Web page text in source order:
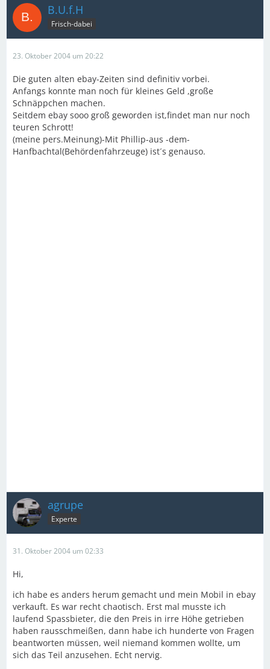
B.U.f.H
Frisch-dabei
23. Oktober 2004 um 20:22
Die guten alten ebay-Zeiten sind definitiv vorbei.
Anfangs konnte man noch für kleines Geld ,große
Schnäppchen machen.
Seitdem ebay sooo groß geworden ist,findet man nur noch
teuren Schrott!
(meine pers.Meinung)-Mit Phillip-aus -dem-
Hanfbachtal(Behördenfahrzeuge) ist´s genauso.
agrupe
Experte
31. Oktober 2004 um 02:33
Hi,
ich habe es anders herum gemacht und mein Mobil in ebay
verkauft. Es war recht chaotisch. Erst mal musste ich
laufend Spassbieter, die den Preis in irre Höhe getrieben
haben rausschmeißen, dann habe ich hunderte von Fragen
beantworten müssen, weil niemand kommen wollte, um
sich das Teil anzusehen. Echt nervig.